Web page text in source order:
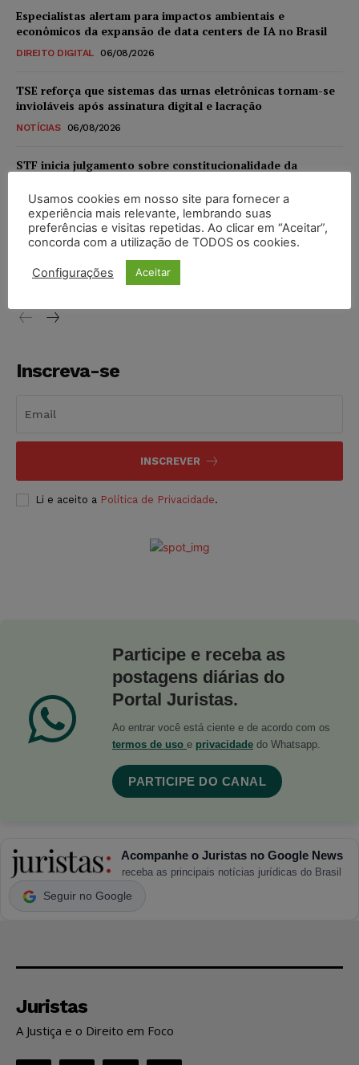
Especialistas alertam para impactos ambientais e
econômicos da expansão de data centers de IA no Brasil
DIREITO DIGITAL 06/08/2026
TSE reforça que sistemas das urnas eletrônicas tornam-se
invioláveis após assinatura digital e lacração
NOTÍCIAS 06/08/2026
STF inicia julgamento sobre constitucionalidade da
NOTÍCIAS 06/08/2026
Projeto proíbe venda de vapes para nascidos a partir de
NOTÍCIAS 06/08/2026
Inscreva-se
INSCREVER
Li e aceito a Política de Privacidade.
Participe e receba as
postagens diárias do
Portal Juristas.
Ao entrar você está ciente e de acordo com os
termos de uso e privacidade do Whatsapp.
PARTICIPE DO CANAL
Acompanhe o Juristas no Google News
receba as principais notícias jurídicas do Brasil
Seguir no Google
Juristas
A Justiça e o Direito em Foco
Usamos cookies em nosso site para fornecer a
experiência mais relevante, lembrando suas
preferências e visitas repetidas. Ao clicar em “Aceitar”,
concorda com a utilização de TODOS os cookies.
Configurações Aceitar